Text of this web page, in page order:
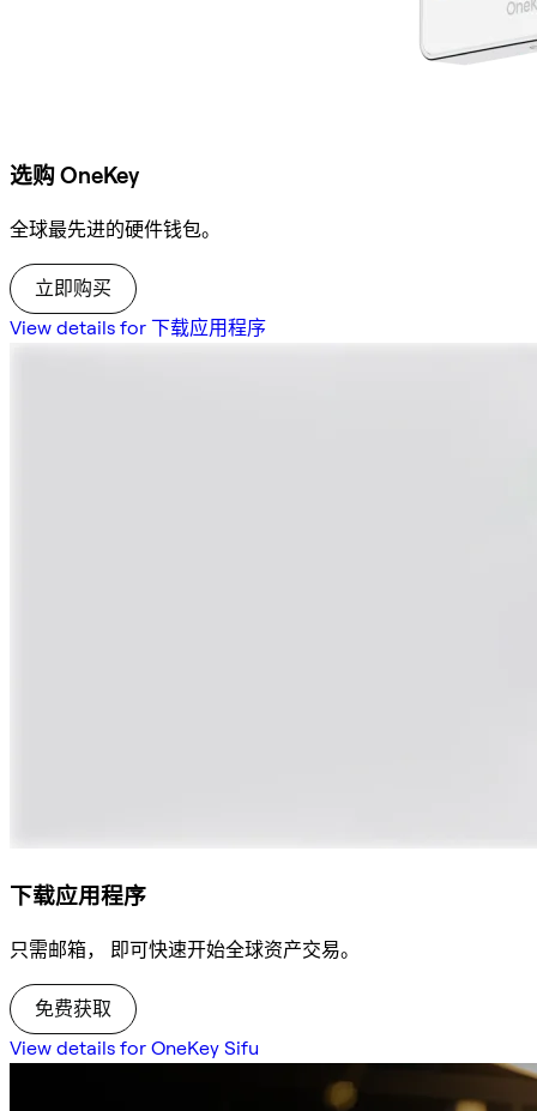
选购 OneKey
全球最先进的硬件钱包。
立即购买
View details for 下载应用程序
下载应用程序
只需邮箱， 即可快速开始全球资产交易。
免费获取
View details for OneKey Sifu